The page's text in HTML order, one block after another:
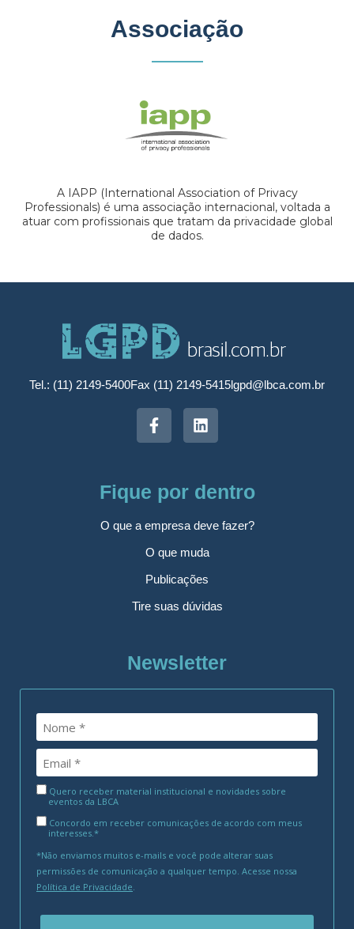
Associação
A IAPP (International Association of Privacy
Professionals) é uma associação internacional, voltada a
atuar com profissionais que tratam da privacidade global
de dados.
Tel.: (11) 2149-5400Fax (11) 2149-5415lgpd@lbca.com.br
Fique por dentro
O que a empresa deve fazer?
O que muda
Publicações
Tire suas dúvidas
Newsletter
Quero receber material institucional e novidades sobre
eventos da LBCA
Concordo em receber comunicações de acordo com meus
interesses.*
*Não enviamos muitos e-mails e você pode alterar suas
permissões de comunicação a qualquer tempo. Acesse nossa
Política de Privacidade.